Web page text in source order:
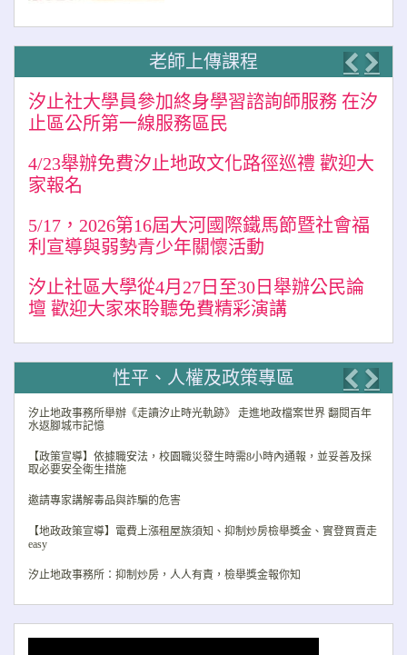
老師上傳課程
汐止社大學員參加終身學習諮詢師服務 在汐
止區公所第一線服務區民
4/23舉辦免費汐止地政文化路徑巡禮 歡迎大
家報名
5/17，2026第16屆大河國際鐵馬節暨社會福
利宣導與弱勢青少年關懷活動
汐止社區大學從4月27日至30日舉辦公民論
壇 歡迎大家來聆聽免費精彩演講
性平、人權及政策專區
汐止地政事務所舉辦《走讀汐止時光軌跡》 走進地政檔案世界 翻閱百年
水返腳城市記憶
【政策宣導】依據職安法，校園職災發生時需8小時內通報，並妥善及採
取必要安全衛生措施
邀請專家講解毒品與詐騙的危害
【地政政策宣導】電費上漲租屋族須知、抑制炒房檢舉獎金、實登買賣走
easy
汐止地政事務所：抑制炒房，人人有責，檢舉獎金報你知